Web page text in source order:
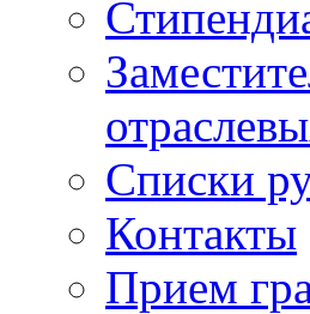
Списки
Контакты
Прием